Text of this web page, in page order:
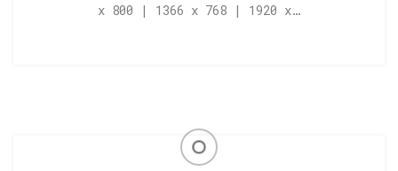
x 800 | 1366 x 768 | 1920 x…